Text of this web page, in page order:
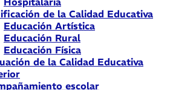
de la Calidad Educativa
Educación Artística
Educación Rural
Educación Física
de la Calidad Educativa
escolar